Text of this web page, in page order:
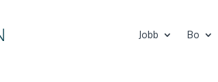
Jobb Bo